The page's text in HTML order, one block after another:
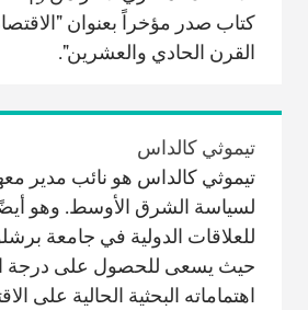
كتاب صدر مؤخراً بعنوان
القرن الحادي والعشرين".
تيموثي كالداس
تيموثي كالداس هو نائب مدير
لسياسة الشرق الأوسط. وهو
للعلاقات الدولية في جامعة
حيث يسعى للحصول على درجة
اهتماماته البحثية الحالية على